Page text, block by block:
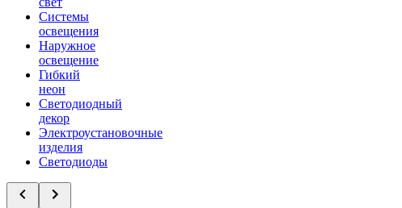
Системы
освещения
Наружное
освещение
Гибкий
неон
Светодиодный
декор
Электроустановочные
изделия
Светодиоды